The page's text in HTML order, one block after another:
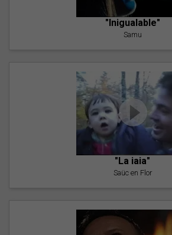
"Inigualable"
Samu
"La iaia"
Saüc en Flor